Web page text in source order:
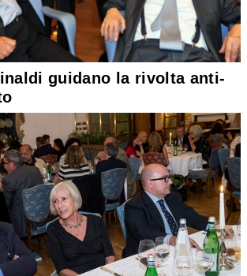
guidano la rivolta anti-